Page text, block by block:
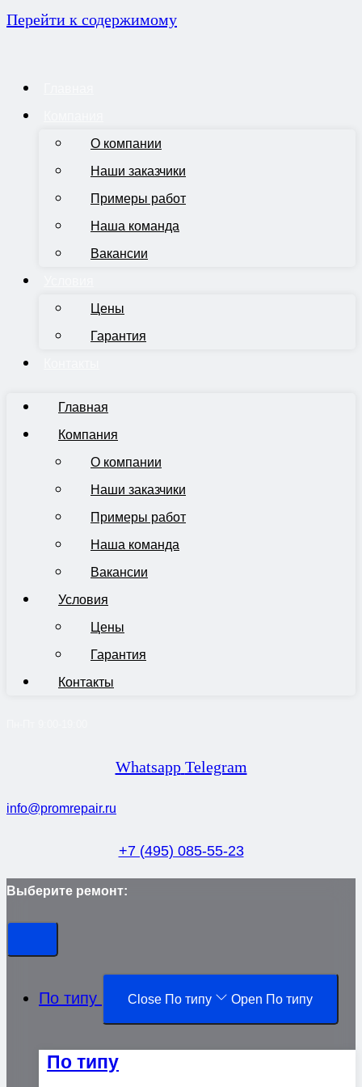
Перейти к содержимому
О компании
Наши заказчики
Примеры работ
Наша команда
Вакансии
Цены
Гарантия
Главная
Компания
О компании
Наши заказчики
Примеры работ
Наша команда
Вакансии
Условия
Цены
Гарантия
Контакты
Whatsapp Telegram
info@promrepair.ru
+7 (495) 085-55-23
Выберите ремонт:
По типу Close По типу Open По типу
По типу